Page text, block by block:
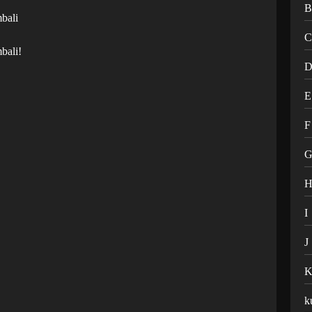
B
C
D
E
F
G
H
I
J
K